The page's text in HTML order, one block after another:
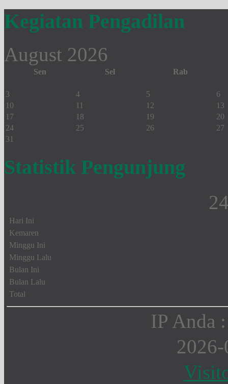
Kegiatan Pengadilan
August 2026
Sen Sel Rab
3 4 5
6
10
11 12
13
17
18 19
20
24
25 26
27
31
Statistik Pengunjung
2
Hari Ini
Kemaren
Minggu Ini
Minggu Lalu
Bulan Ini
Bulan Lalu
Total
IP Anda